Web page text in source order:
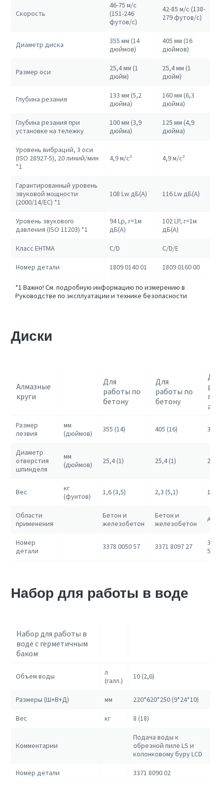
Скорость
46-75 м/с
(151-246
футов/с)
42-85 м/с (138-
279 футов/с)
Диаметр диска
355 мм (14
дюймов)
405 мм (16
дюймов)
Размер оси
25,4 мм (1
дюйм)
25,4 мм (1
дюйм)
Глубина резания
133 мм (5,2
дюйма)
160 мм (6,3
дюйма)
Глубина резания при
установке на тележку
100 мм (3,9
дюйма)
125 мм (4,9
дюйма)
Уровень вибраций, 3 оси
(ISO 28927-5), 20 линий/мин
*1
4,9 м/с² 4,9 м/с²
Гарантированный уровень
звуковой мощности
(2000/14/EC) *1
108 Lw дБ(A) 116 Lw дБ(A)
Уровень звукового
давления (ISO 11203) *1
94 Lp, r=1м
дБ(A)
102 LP, r=1м
дБ(A)
Класс EHTMA C/D C/D/E
Номер детали 1809 0140 01 1809 0160 00
*1 Важно! См. подробную информацию по измерению в
Руководстве по эксплуатации и технике безопасности
Диски
Алмазные
круги
Для
работы по
бетону
Для
работы по
бетону
Для
по
Размер
лезвия
мм
(дюймов)
355 (14) 405 (16) 355
Диаметр
отверстия
шпинделя
мм
(дюймов)
25,4 (1) 25,4 (1) 25,4
Вес
кг
(фунтов)
1,6 (3,5) 2,3 (5,1) 1,6
Области
применения
Бетон и
железобетон
Бетон и
железобетон
Номер
детали
3378 0050 57 3371 8097 27
58
Набор для работы в воде
Набор для работы в
воде с герметичным
баком
Объем воды
л
(галл.)
10 (2,6)
Размеры (Ш+В+Д) мм 220*620*250 (9*24*10)
Вес кг 8 (18)
Комментарии
Подача воды к
обрезной пиле LS и
колонковому буру LCD
Номер детали 3371 8090 02